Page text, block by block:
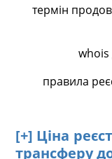
термін
whois
правила
[+] Ціна
трансферу